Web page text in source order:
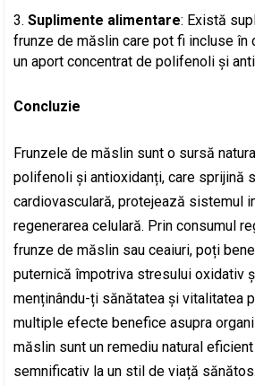
Suplimente alimentare: Există
frunze de măslin care pot fi incluse în
un aport concentrat de polifenoli și
Concluzie
Frunzele de măslin sunt o sursă
polifenoli și antioxidanți, care sprijină
cardiovasculară, protejează sistemul
regenerarea celulară. Prin consumul
frunze de măslin sau ceaiuri, poți
puternică împotriva stresului oxidativ
menținându-ți sănătatea și vitalitatea
multiple efecte benefice asupra
măslin sunt un remediu natural
semnificativ la un stil de viață sănătos.